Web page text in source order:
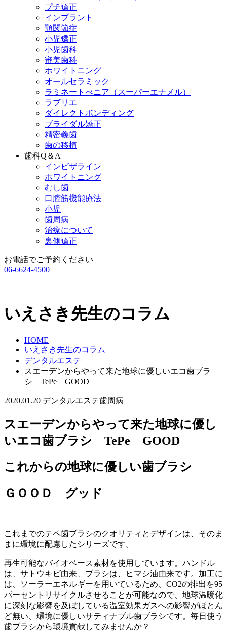
プチ矯正
インプラント
顎関節症
小児矯正
小児歯科
審美歯科
ホワイトニング
オールセラミック
ラミネートべニア （スーパーエナメル）
ラブリエ
ダイレクトボンディング
ブライダル矯正
精密義歯
歯の移植
歯科Q＆A
インビザライン
ホワイトニング
むし歯
口腔筋機能療法
小児
歯周病
治療について
裏側矯正
お電話でご予約ください
06-6624-4500
いえさき先生のコラム
HOME
いえさき先生のコラム
デンタルエステ
スエーデンからやって来た地球に優しいエコ歯ブラ
シ TePe GOOD
2020.01.20 デンタルエステ歯周病
スエーデンからやって来た地球に優し
いエコ歯ブラシ TePe GOOD
これからの地球に優しい歯ブラシ
ＧＯＯＤ グッド
これまでのテペ歯ブラシのクオリティとデザインは、そのま
まに環境に配慮したシリーズです。
再生可能なバイオベース素材を使用しています。ハンドル
は、サトウキビ由来、ブラシは、ヒマシ油由来です。加工に
は、ソーラーエネルギーを用いているため、 CO2の排出を95
パーセントリサイクルさせることが可能なので、地球温暖化
に深刻な影響を及ぼしている温室効果ガスへの影響がほとん
ど無い、環境に優しいサティナブル歯ブラシです。毎日使う
歯ブラシから環境貢献してみませんか？